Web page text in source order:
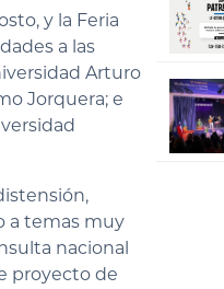
y la Feria
a las
Arturo
Jorquera; e
a temas muy
nacional
proyecto de